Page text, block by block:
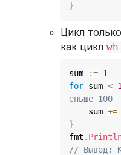
}
Цикл
как цикл
sum := 1
for sum <
еньше 100
    sum
+=
}
fmt .
// Вывод: